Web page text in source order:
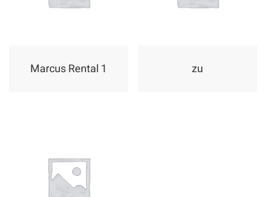
Marcus Rental 1 zu